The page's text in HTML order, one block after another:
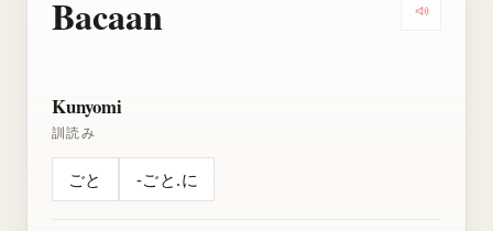
Bacaan
Kunyomi
訓読み
ごと -ごと.に